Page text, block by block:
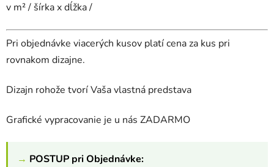
v m² / šírka x dĺžka /
Pri objednávke viacerých kusov platí cena za kus pri
rovnakom dizajne.
Dizajn rohože tvorí Vaša vlastná predstava
Grafické vypracovanie je u nás ZADARMO
→ POSTUP pri Objednávke: